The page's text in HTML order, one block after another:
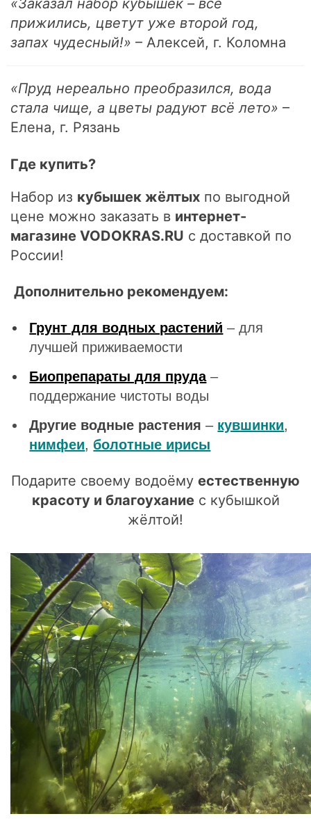
«Заказал набор кубышек – все
прижились, цветут уже второй год,
запах чудесный!» – Алексей, г. Коломна
«Пруд нереально преобразился, вода
стала чище, а цветы радуют всё лето» –
Елена, г. Рязань
Где купить?
Набор из кубышек жёлтых по выгодной
цене можно заказать в интернет-
магазине VODOKRAS.RU с доставкой по
России!
Дополнительно рекомендуем:
Грунт для водных растений – для
лучшей приживаемости
Биопрепараты для пруда–
поддержание чистоты воды
Другие водные растения – кувшинки,
нимфеи, болотные ирисы
Подарите своему водоёму естественную
красоту и благоухание с кубышкой
жёлтой!